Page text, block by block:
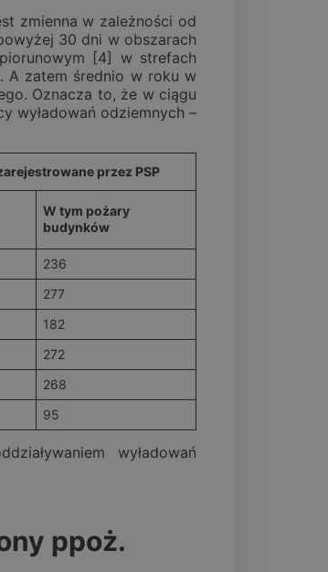
zmienna w zależności od
30 dni w obszarach
[4] w strefach
. A zatem średnio w roku w
Oznacza to, że w ciągu
wyładowań odziemnych –
przez PSP
W tym pożary
budynków
236
277
182
272
268
95
wyładowań
ppoż.